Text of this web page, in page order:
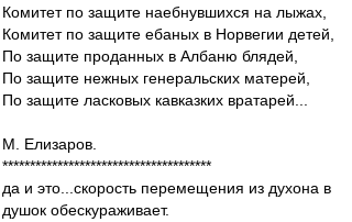
Комитет по защите наебнувшихся на лыжах,
Комитет по защите ебаных в Норвегии детей,
По защите проданных в Албаню блядей,
По защите нежных генеральских матерей,
По защите ласковых кавказких вратарей...
М. Елизаров.
**************************************
да и это...скорость перемещения из духона в
душок обескураживает.